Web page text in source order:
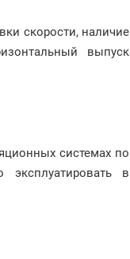
скорости, наличие
выпуск
системах по
эксплуатировать в